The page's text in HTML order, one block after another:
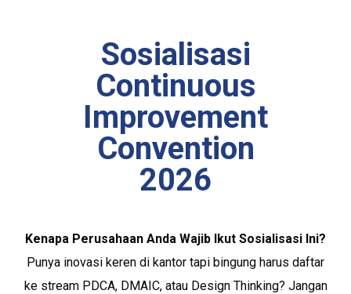
Sosialisasi
Continuous
Improvement
Convention
2026
Kenapa Perusahaan Anda Wajib Ikut Sosialisasi Ini?
Punya inovasi keren di kantor tapi bingung harus daftar
ke stream PDCA, DMAIC, atau Design Thinking? Jangan